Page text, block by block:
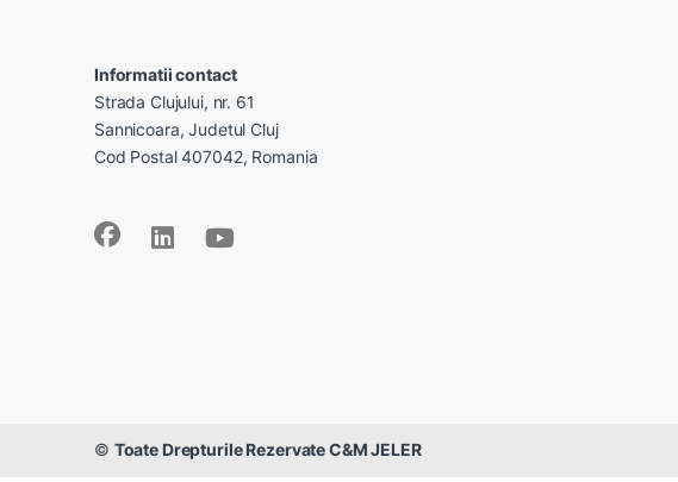
Informatii contact
Strada Clujului, nr. 61
Sannicoara, Judetul Cluj
Cod Postal 407042, Romania
© Toate Drepturile Rezervate C&M JELER